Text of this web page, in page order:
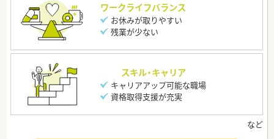
ワークライフバランス
お休みが取りやすい
残業が少ない
スキル・キャリア
キャリアアップ可能な職場
資格取得支援が充実